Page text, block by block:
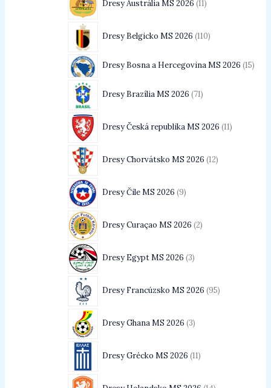
Dresy Austrália MS 2026 11
Dresy Belgicko MS 2026 110
Dresy Bosna a Hercegovina MS 2026 15
Dresy Brazília MS 2026 71
Dresy Česká republika MS 2026 11
Dresy Chorvátsko MS 2026 12
Dresy Čile MS 2026 9
Dresy Curaçao MS 2026 2
Dresy Egypt MS 2026 3
Dresy Francúzsko MS 2026 95
Dresy Ghana MS 2026 3
Dresy Grécko MS 2026 11